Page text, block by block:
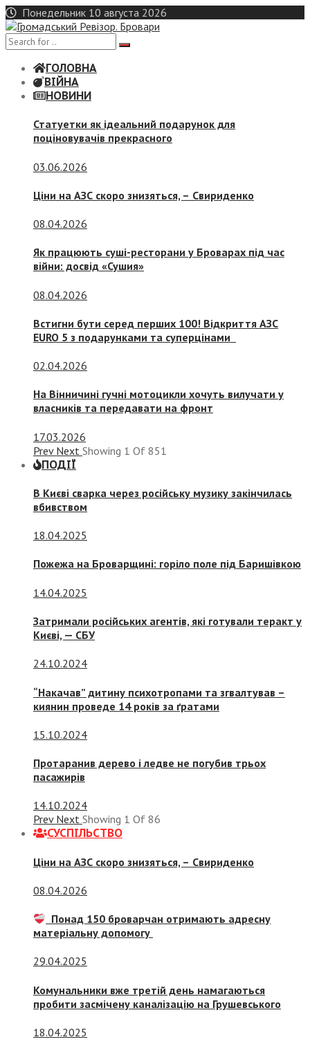
Skip
to
content
Понедельник 10 августа 2026
ГОЛОВНА
ВІЙНА
НОВИНИ
Статуетки як ідеальний подарунок для
поціновувачів прекрасного
03.06.2026
Ціни на АЗС скоро знизяться, – Свириденко
08.04.2026
Як працюють суші-ресторани у Броварах під час
війни: досвід «Сушия»
08.04.2026
Встигни бути серед перших 100! Відкриття АЗС
EURO 5 з подарунками та суперцінами
02.04.2026
На Вінничині гучні мотоцикли хочуть вилучати у
власників та передавати на фронт
17.03.2026
Prev Next Showing 1 Of 851
ПОДІЇ
В Києві сварка через російську музику закінчилась
вбивством
18.04.2025
Пожежа на Броварщині: горіло поле під Баришівкою
14.04.2025
Затримали російських агентів, які готували теракт у
Києві, — СБУ
24.10.2024
“Накачав” дитину психотропами та згвалтував –
киянин проведе 14 років за ґратами
15.10.2024
Протаранив дерево і ледве не погубив трьох
пасажирів
14.10.2024
Prev Next Showing 1 Of 86
СУСПIЛЬСТВО
Ціни на АЗС скоро знизяться, – Свириденко
08.04.2026
Понад 150 броварчан отримають адресну
матеріальну допомогу
29.04.2025
Комунальники вже третій день намагаються
пробити засмічену каналізацію на Грушевського
18.04.2025